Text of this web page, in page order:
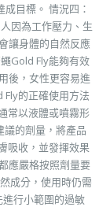
目標。 情況四：
因為工作壓力、生
讓身體的自然反應
Gold Fly能夠有效
後，女性更容易進
Fly的正確使用方法
常以液體或噴霧形
議的劑量，將產品
吸收，並發揮效果
應嚴格按照劑量要
成分，使用時仍需
行小範圍的過敏